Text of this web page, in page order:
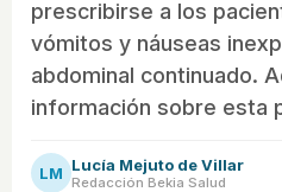
prescribirse a los
vómitos y náuseas
abdominal continuado.
información sobre esta
LM Lucía Mejuto de Villar
Redacción Bekia Salud